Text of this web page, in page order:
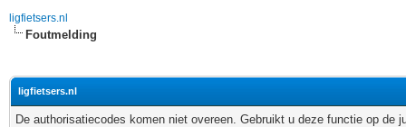
ligfietsers.nl
Foutmelding
ligfietsers.nl
De authorisatiecodes komen niet overeen. Gebruikt u deze functie op de